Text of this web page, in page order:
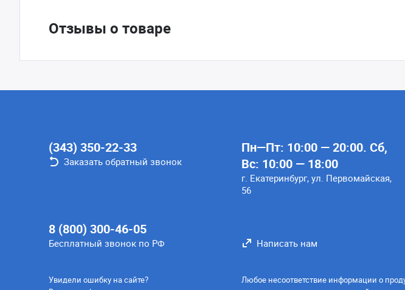
Отзывы о товаре
(343) 350-22-33
Заказать обратный звонок
8 (800) 300-46-05
Бесплатный звонок по РФ
Пн—Пт: 10:00 — 20:00. Сб,
Вс: 10:00 — 18:00
г. Екатеринбург, ул. Первомайская,
56
Написать нам
Увидели ошибку на сайте?
Любое несоответствие информации о